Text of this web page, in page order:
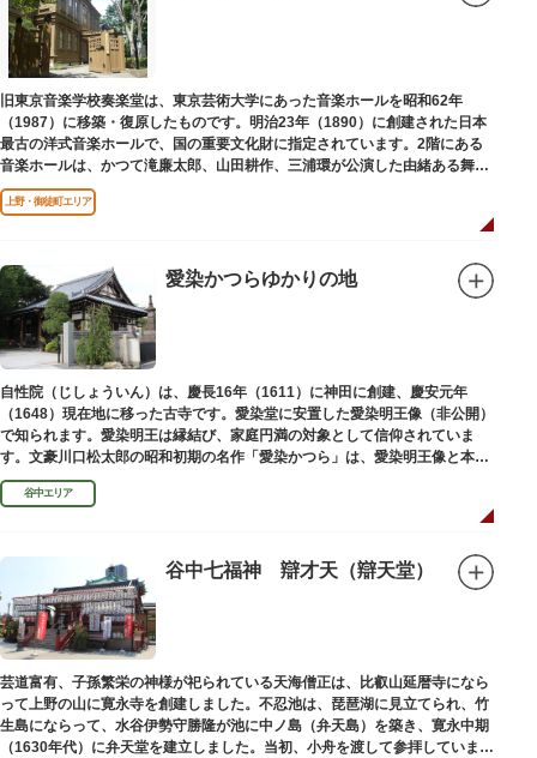
旧東京音楽学校奏楽堂は、東京芸術大学にあった音楽ホールを昭和62年
（1987）に移築・復原したものです。明治23年（1890）に創建された日本
最古の洋式音楽ホールで、国の重要文化財に指定されています。2階にある
音楽ホールは、かつて滝廉太郎、山田耕作、三浦環が公演した由緒ある舞台
です。
上野・御徒町エリア
愛染かつらゆかりの地
自性院（じしょういん）は、慶長16年（1611）に神田に創建、慶安元年
（1648）現在地に移った古寺です。愛染堂に安置した愛染明王像（非公開）
で知られます。愛染明王は縁結び、家庭円満の対象として信仰されていま
す。文豪川口松太郎の昭和初期の名作「愛染かつら」は、愛染明王像と本堂
前にあった桂の古木にヒントを得た作品だといわれます。
谷中エリア
谷中七福神 辯才天（辯天堂）
芸道富有、子孫繁栄の神様が祀られている天海僧正は、比叡山延暦寺になら
って上野の山に寛永寺を創建しました。不忍池は、琵琶湖に見立てられ、竹
生島にならって、水谷伊勢守勝隆が池に中ノ島（弁天島）を築き、寛永中期
（1630年代）に弁天堂を建立しました。当初、小舟を渡して参拝していまし